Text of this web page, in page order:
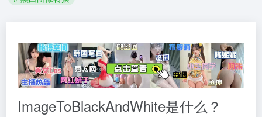
ImageToBlackAndWhite是什么？